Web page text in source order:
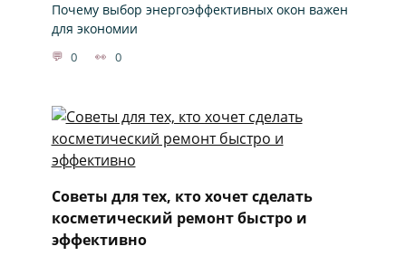
Почему выбор энергоэффективных окон важен
для экономии
0 0
Советы для тех, кто хочет сделать
косметический ремонт быстро и
эффективно